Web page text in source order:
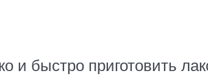
и быстро приготовить